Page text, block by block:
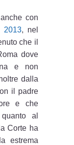
con
2013, nel
che il
dove
e non
dalla
il padre
e che
al
Corte ha
estrema